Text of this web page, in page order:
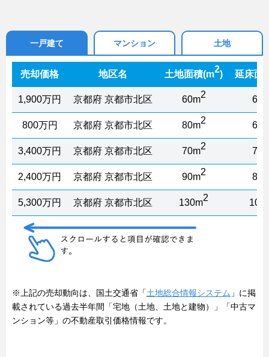
一戸建て マンション 土地
売却価格 地区名 土地面積(m2) 延床面
1,900万円 京都府 京都市北区 60m2
800万円 京都府 京都市北区 80m2
3,400万円 京都府 京都市北区 70m2
2,400万円 京都府 京都市北区 90m2
5,300万円 京都府 京都市北区 130m2
※上記の売却動向は、国土交通省「土地総合情報システム 」に掲
載されている過去半年間「宅地（土地、土地と建物）」「中古マ
ンション等」の不動産取引価格情報です。